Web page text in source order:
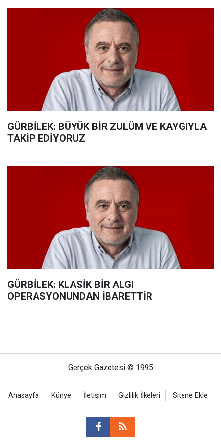
GÜRBİLEK: BÜYÜK BİR ZULÜM VE KAYGIYLA
TAKİP EDİYORUZ
GÜRBİLEK: KLASİK BİR ALGI
OPERASYONUNDAN İBARETTİR
Gerçek Gazetesi © 1995
Anasayfa Künye İletişim Gizlilik İlkeleri Sitene Ekle